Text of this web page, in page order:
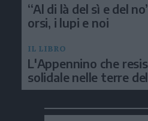
“Al di là del sì e del
orsi, i lupi e noi
IL LIBRO
L'Appennino che
solidale nelle terre